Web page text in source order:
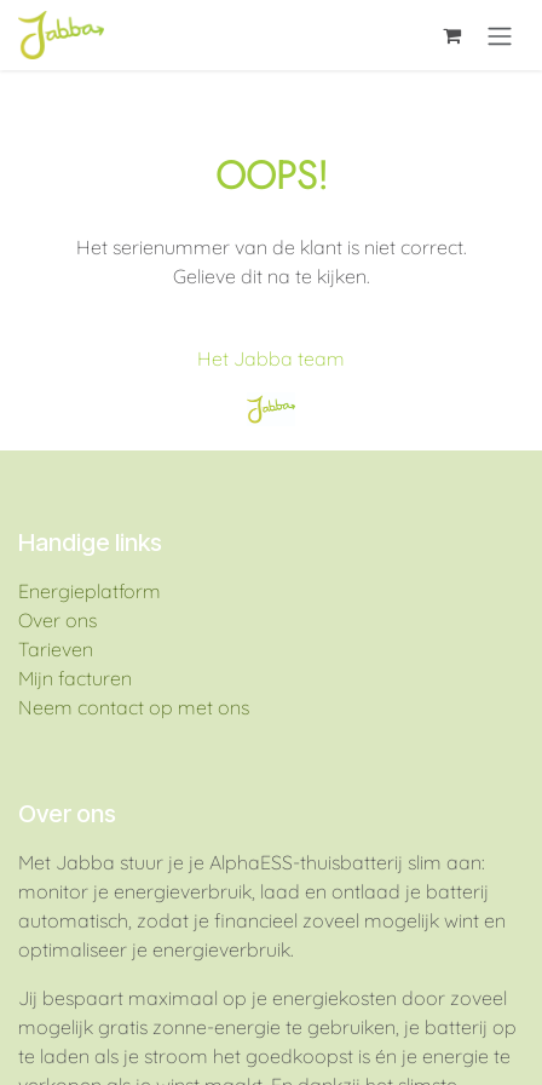
Overslaan naar inhoud
OOPS!
Het serienummer van de klant is niet correct.
Gelieve dit na te kijken.
Het Jabba team
Handige links
Energieplatform​
Over ons
Tarieven
Mijn facturen
Neem contact op met ons
Over ons
Met Jabba stuur je je AlphaESS-thuisbatterij slim aan:
monitor je energieverbruik, laad en ontlaad je batterij
automatisch, zodat je financieel zoveel mogelijk wint en
optimaliseer je energieverbruik.
Jij bespaart maximaal op je energiekosten door zoveel
mogelijk gratis zonne-energie te gebruiken, je batterij op
te laden als je stroom het goedkoopst is én je energie te